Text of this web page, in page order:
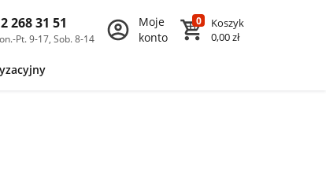
268 31 51
Pt. 9-17, Sob. 8-14
Moje
konto
0
Koszyk
0,00 zł